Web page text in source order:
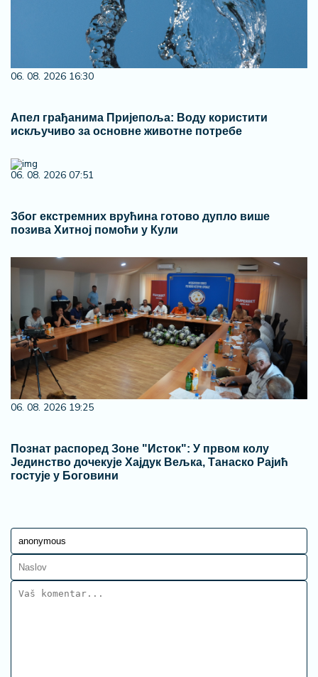
06. 08. 2026 16:30
Апел грађанима Пријепоља: Воду користити
искључиво за основне животне потребе
06. 08. 2026 07:51
Због екстремних врућина готово дупло више
позива Хитној помоћи у Кули
06. 08. 2026 19:25
Познат распоред Зоне "Исток": У првом колу
Јединство дочекује Хајдук Вељка, Танаско Рајић
гостује у Боговини